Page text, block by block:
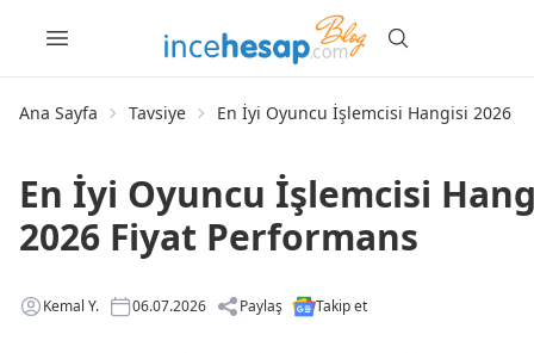
Ana Sayfa Tavsiye En İyi Oyuncu İşlemcisi Hangisi 2026
En İyi Oyuncu İşlemcisi
2026 Fiyat Performans
Kemal Y. 06.07.2026 Paylaş Takip et